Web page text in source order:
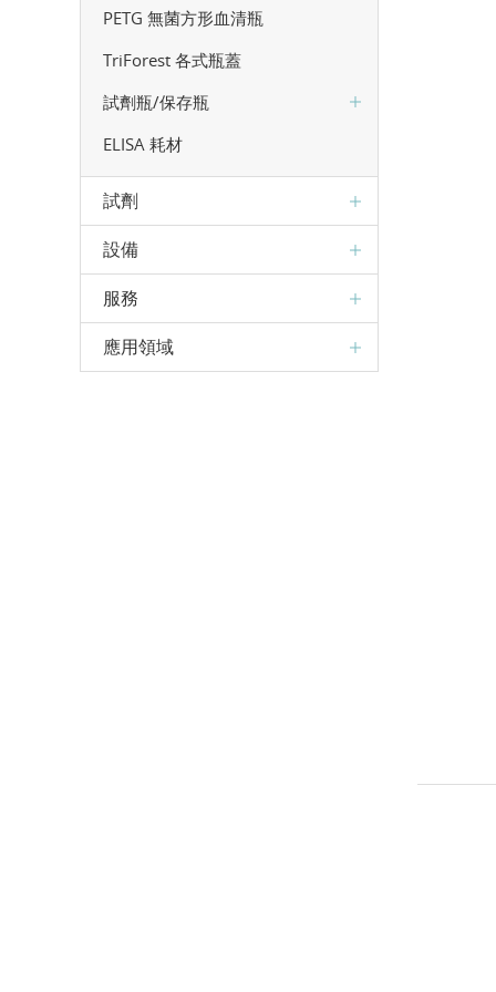
PETG 無菌方形血清瓶
TriForest 各式瓶蓋
試劑瓶/保存瓶
ELISA 耗材
試劑
設備
服務
應用領域